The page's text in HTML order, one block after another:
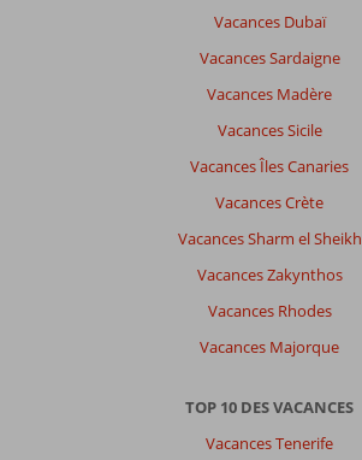
Vacances Dubaï
Vacances Sardaigne
Vacances Madère
Vacances Sicile
Vacances Îles Canaries
Vacances Crète
Vacances Sharm el Sheikh
Vacances Zakynthos
Vacances Rhodes
Vacances Majorque
TOP 10 DES VACANCES
Vacances Tenerife